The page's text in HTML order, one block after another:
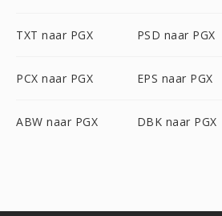
TXT naar PGX PSD naar PGX
PCX naar PGX EPS naar PGX
ABW naar PGX DBK naar PGX